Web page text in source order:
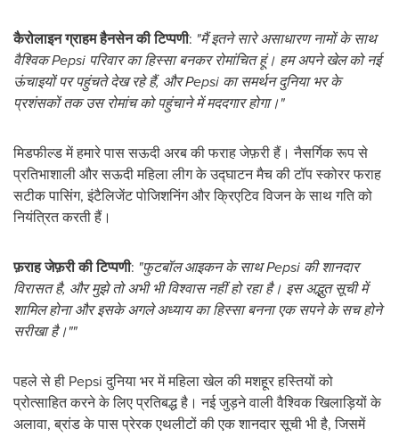
कैरोलाइन ग्राहम हैनसेन की टिप्पणी: "मैं इतने सारे असाधारण नामों के साथ
वैश्विक Pepsi परिवार का हिस्सा बनकर रोमांचित हूं। हम अपने खेल को नई
ऊंचाइयों पर पहुंचते देख रहे हैं, और Pepsi का समर्थन दुनिया भर के
प्रशंसकों तक उस रोमांच को पहुंचाने में मददगार होगा।"
मिडफील्ड में हमारे पास सऊदी अरब की फराह जेफ़री हैं। नैसर्गिक रूप से
प्रतिभाशाली और सऊदी महिला लीग के उद्घाटन मैच की टॉप स्कोरर फराह
सटीक पासिंग, इंटैलिजेंट पोजिशनिंग और क्रिएटिव विजन के साथ गति को
नियंत्रित करती हैं।
फ़राह जेफ़री की टिप्पणी: "फुटबॉल आइकन के साथ Pepsi की शानदार
विरासत है, और मुझे तो अभी भी विश्वास नहीं हो रहा है। इस अद्भुत सूची में
शामिल होना और इसके अगले अध्याय का हिस्सा बनना एक सपने के सच होने
सरीखा है।""
पहले से ही Pepsi दुनिया भर में महिला खेल की मशहूर हस्तियों को
प्रोत्साहित करने के लिए प्रतिबद्ध है। नई जुड़ने वाली वैश्विक खिलाड़ियों के
अलावा, ब्रांड के पास प्रेरक एथलीटों की एक शानदार सूची भी है, जिसमें